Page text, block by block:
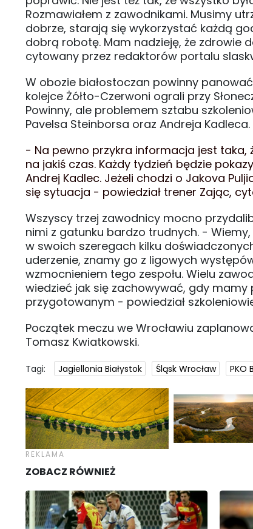
Rozmawiałem z zawodnikami. Musimy
dobrze, starają się wykorzystać każdą
dobrą robotę. Mam nadzieję, że zdrowie
cytowany przez redaktorów portalu
W obozie białostoczan powinny
kolejce Żółto-Czerwoni ograli przy
Powinny, ale problemem sztabu
Pavelsa Steinborsa oraz Andreja
- Na pewno przykra informacja jest taka,
na jakiś czas. Każdy tydzień będzie
Andrej Kadlec. Jeżeli chodzi o Jakova
się sytuacja - powiedział trener Zając,
Wszyscy trzej zawodnicy mocno
nimi z gatunku bardzo trudnych. -
w swoich szeregach kilku
uderzenie, znamy go z ligowych
wzmocnieniem tego zespołu. Wielu
wiedzieć jak się zachowywać, gdy mamy
przygotowanym - powiedział
Początek meczu we Wrocławiu
Tomasz Kwiatkowski.
Tagi: Jagiellonia Białystok Śląsk Wrocław PKO
ZOBACZ RÓWNIEŻ